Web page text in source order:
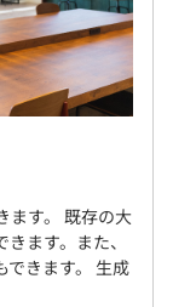
帰りたい！
として、
ます。
れる仲間を大募
ます。 既存の大
ます。また、
できます。 生成